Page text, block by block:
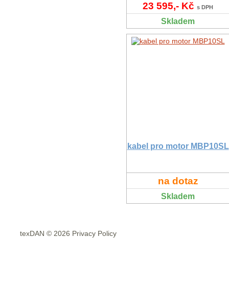
23 595,- Kč s DPH
Skladem
kabel pro motor MBP10SL
na dotaz
Skladem
texDAN © 2026 Privacy Policy